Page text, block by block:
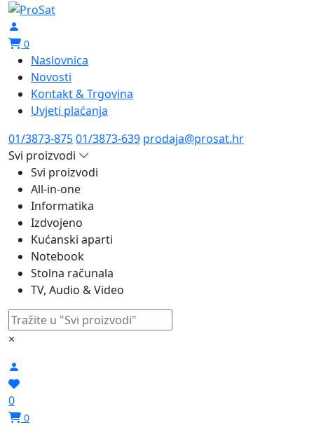
0
Naslovnica
Novosti
Kontakt & Trgovina
Uvjeti plaćanja
01/3873-87501/3873-639 prodaja@prosat.hr
Svi proizvodi
Svi proizvodi
All-in-one
Informatika
Izdvojeno
Kućanski aparti
Notebook
Stolna računala
TV, Audio & Video
×
0
0